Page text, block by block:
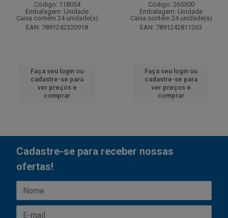
Código: 118054
Embalagem: Unidade
Caixa contém 24 unidade(s)
EAN: 7891242320918
Faça seu login ou
cadastre-se para
ver preços e
comprar
Código: 265300
Embalagem: Unidade
Caixa contém 24 unidade(s)
EAN: 7891242811263
Faça seu login ou
cadastre-se para
ver preços e
comprar
Cadastre-se para receber nossas
ofertas!